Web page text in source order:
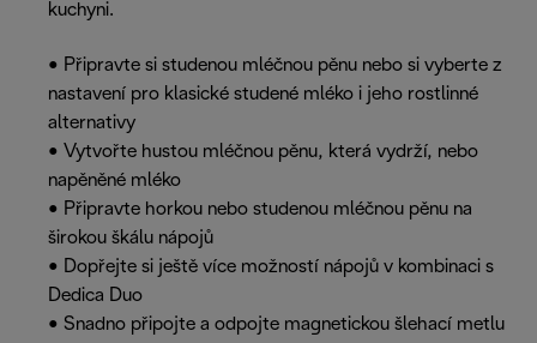
kuchyni.
• Připravte si studenou mléčnou pěnu nebo si vyberte z
nastavení pro klasické studené mléko i jeho rostlinné
alternativy
• Vytvořte hustou mléčnou pěnu, která vydrží, nebo
napěněné mléko
• Připravte horkou nebo studenou mléčnou pěnu na
širokou škálu nápojů
• Dopřejte si ještě více možností nápojů v kombinaci s
Dedica Duo
• Snadno připojte a odpojte magnetickou šlehací metlu